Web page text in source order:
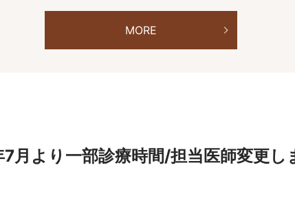
MORE
月より一部診療時間/担当医師変更し